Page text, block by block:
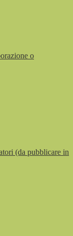
o
(da pubblicare in